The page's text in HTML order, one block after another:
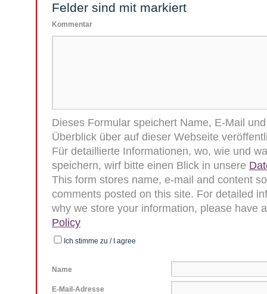
Felder sind mit markiert
Kommentar
Dieses Formular speichert Name, E-Mail
Überblick über auf dieser Webseite
Für detaillierte Informationen, wo, wie und
speichern, wirf bitte einen Blick in unsere
This form stores name, e-mail and content
comments posted on this site. For detailed
why we store your information, please have
Policy
Ich stimme zu / I agree
Name
E-Mail-Adresse